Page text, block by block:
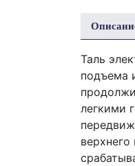
Таль
подъема
легкими